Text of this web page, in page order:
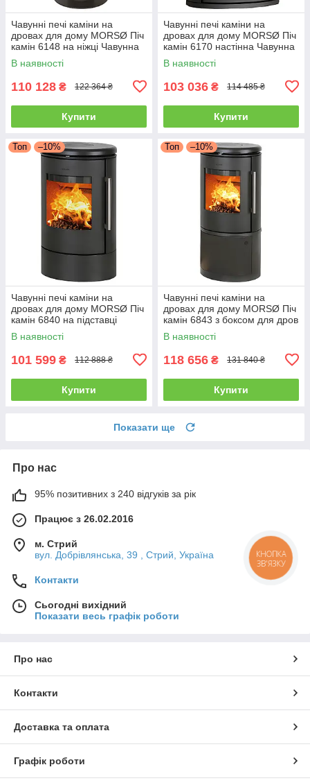
Чавунні печі каміни на
дровах для дому MORSØ Піч
камін 6148 на ніжці Чавунна
піч тривалого горіння 5.8кВт
В наявності
110 128 ₴ 122 364 ₴
Купити
Чавунні печі каміни на
дровах для дому MORSØ Піч
камін 6170 настінна Чавунна
піч тривалого горіння 5.8кВт
В наявності
103 036 ₴ 114 485 ₴
Купити
Топ –10%
Чавунні печі каміни на
дровах для дому MORSØ Піч
камін 6840 на підставці
Чавунна піч тривалого
горіння 5.8кВт
В наявності
101 599 ₴ 112 888 ₴
Купити
Топ –10%
Чавунні печі каміни на
дровах для дому MORSØ Піч
камін 6843 з боксом для дров
Чавунна піч тривалого
горіння 5.8кВт
В наявності
118 656 ₴ 131 840 ₴
Купити
Показати ще
Про нас
95% позитивних з 240 відгуків за рік
Працює з 26.02.2016
м. Стрий
вул. Добрівлянська, 39 , Стрий, Україна
Контакти
Сьогодні вихідний
Показати весь графік роботи
Про нас
Контакти
Доставка та оплата
Графік роботи
КНОПКА
ЗВ'ЯЗКУ